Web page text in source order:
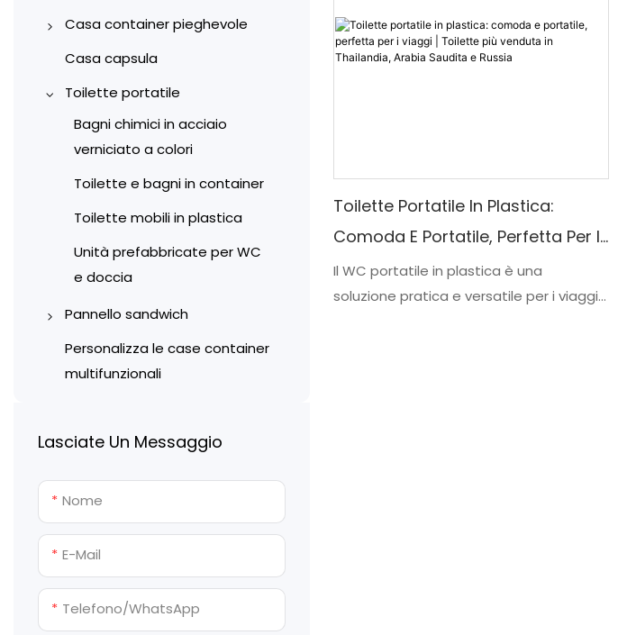
da 20 piedi
Casa container espandibile
da 30 piedi
da 40 piedi
Contenitore per cantiere
Ufficio Container
Case residenziali container
Garage per container
Magazzino container
Negozio di container
Scuola container
Ospedale container
Casa container pieghevole
Case container pieghevoli di
Case container pieghevoli
tipo Z
Casa capsula
Toilette portatile
Bagni chimici in acciaio
verniciato a colori
Toilette e bagni in container
Toilette mobili in plastica
Unità prefabbricate per WC
e doccia
Pannello sandwich
Pannelli sandwich realizzati a
macchina
Personalizza le case container
multifunzionali
Lasciate Un Messaggio
Nome
E-Mail
Telefono/WhatsApp
Toilette Portatile In Plastica:
Comoda E Portatile, Perfetta Per I
Viaggi | Toilette Più Venduta In
Thailandia, Arabia Saudita E
Il WC portatile in plastica è una
soluzione pratica e versatile per i viaggi,